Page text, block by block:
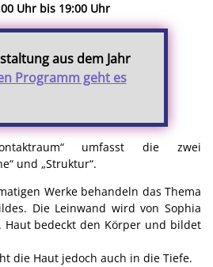
Uhr bis 19:00 Uhr
aus dem Jahr
Programm geht es
umfasst die zwei
und „Struktur“.
Werke behandeln das Thema
Die Leinwand wird von Sophia
Haut bedeckt den Körper und bildet
die Haut jedoch auch in die Tiefe.